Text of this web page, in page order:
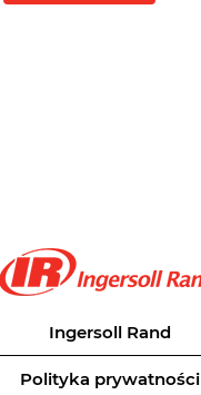
Ingersoll Rand
Polityka prywatności